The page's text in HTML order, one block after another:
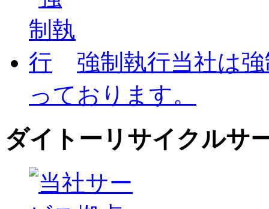
強制執行当社は
っております。
ダイトーリサイクルサ